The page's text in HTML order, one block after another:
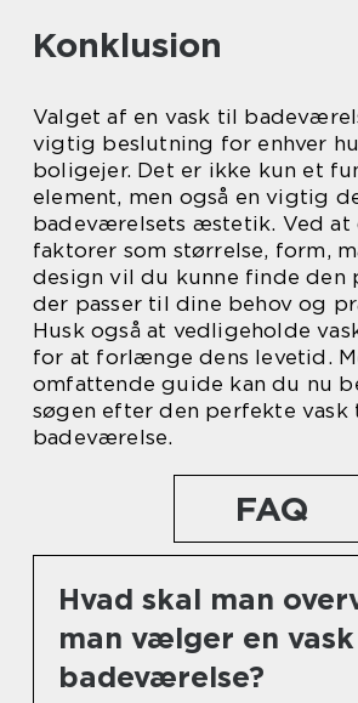
Konklusion
Valget af en vask til
vigtig beslutning for enhver
boligejer. Det er ikke kun et
element, men også en vigtig
badeværelsets æstetik. Ved at
faktorer som størrelse, form,
design vil du kunne finde den
der passer til dine behov og
Husk også at vedligeholde
for at forlænge dens levetid.
omfattende guide kan du nu
søgen efter den perfekte
badeværelse.
FAQ
Hvad skal man
man vælger en
badeværelse?